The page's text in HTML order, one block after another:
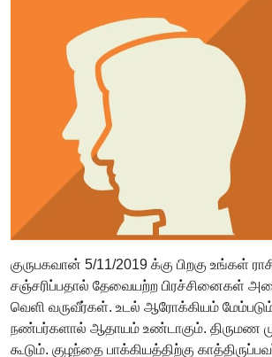
குருபகவான் 5/11/2019 க்கு பிறகு உங்கள்
சஞ்சரிப்பதால் தேவையற்ற பிரச்சினைகள்
வெளி வருவீர்கள். உடல் ஆரோக்கியம்
நண்பர்களால் ஆதாயம் உண்டாகும். திருமண
கூடும். குழந்தை பாக்கியத்திற்கு